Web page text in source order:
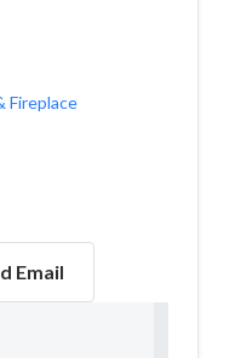
Fireplace
Email